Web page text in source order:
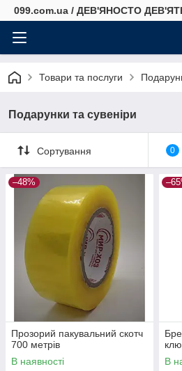
099.com.ua / ДЕВ'ЯНОСТО
Товари та послуги
Подарунки та сувеніри
Сортування 0
–48%
Прозорий пакувальний скотч
700 метрів
В наявності
В